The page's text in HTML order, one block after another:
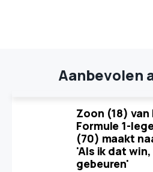
Aanbevolen
Zoon (18)
Formule 1-
(70) maakt
'Als ik dat
gebeuren'